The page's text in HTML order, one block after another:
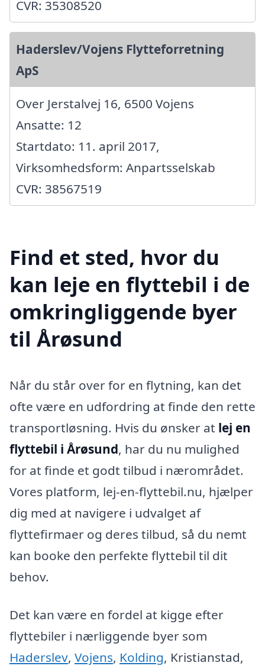
CVR: 35308520
Haderslev/Vojens Flytteforretning
ApS
Over Jerstalvej 16, 6500 Vojens
Ansatte: 12
Startdato: 11. april 2017,
Virksomhedsform: Anpartsselskab
CVR: 38567519
Find et sted, hvor du
kan leje en flyttebil i de
omkringliggende byer
til Årøsund
Når du står over for en flytning, kan det
ofte være en udfordring at finde den rette
transportløsning. Hvis du ønsker at lej en
flyttebil i Årøsund, har du nu mulighed
for at finde et godt tilbud i nærområdet.
Vores platform, lej-en-flyttebil.nu, hjælper
dig med at navigere i udvalget af
flyttefirmaer og deres tilbud, så du nemt
kan booke den perfekte flyttebil til dit
behov.
Det kan være en fordel at kigge efter
flyttebiler i nærliggende byer som
Haderslev, Vojens, Kolding, Kristianstad,